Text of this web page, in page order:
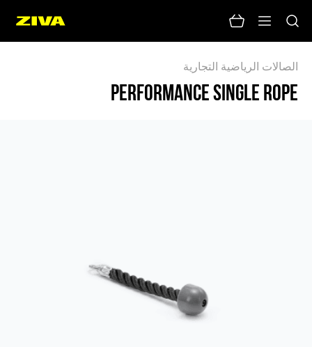
الصالات الرياضية التجارية
PERFORMANCE SINGLE ROPE